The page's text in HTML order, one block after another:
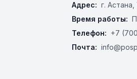
Адрес: г.
Время работы:
Телефон: +7
Почта: